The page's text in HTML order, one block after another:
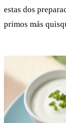
estas dos
primos más